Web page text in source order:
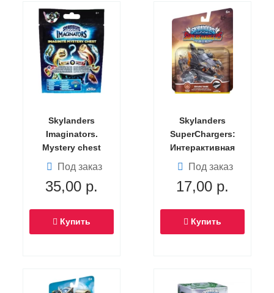
Skylanders
Imaginators.
Mystery chest
Под заказ
35,00 р.
Купить
Skylanders
SuperChargers:
Интерактивная
фигурка Shark
Tank (машина)
Под заказ
17,00 р.
Купить